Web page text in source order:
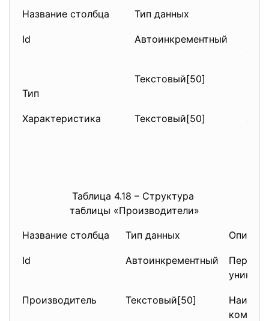
Название столбца Тип данных
Id Автоинкрементный
Тип
Текстовый[50]
Характеристика Текстовый[50]
Таблица 4.18 – Структура
таблицы «Производители»
Название столбца Тип данных
Id Автоинкрементный
Производитель Текстовый[50]